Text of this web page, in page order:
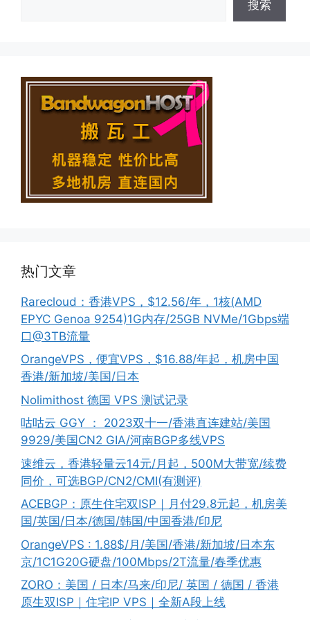
搜索
热门文章
Rarecloud：香港VPS，$12.56/年，1核(AMD
EPYC Genoa 9254)1G内存/25GB NVMe/1Gbps端
口@3TB流量
OrangeVPS，便宜VPS，$16.88/年起，机房中国
香港/新加坡/美国/日本
Nolimithost 德国 VPS 测试记录
咕咕云 GGY ： 2023双十一/香港直连建站/美国
9929/美国CN2 GIA/河南BGP多线VPS
速维云，香港轻量云14元/月起，500M大带宽/续费
同价，可选BGP/CN2/CMI(有测评)
ACEBGP：原生住宅双ISP｜月付29.8元起，机房美
国/英国/日本/德国/韩国/中国香港/印尼
OrangeVPS : 1.88$/月/美国/香港/新加坡/日本东
京/1C1G20G硬盘/100Mbps/2T流量/春季优惠
ZORO：美国 / 日本/马来/印尼/ 英国 / 德国 / 香港
原生双ISP｜住宅IP VPS｜全新A段上线